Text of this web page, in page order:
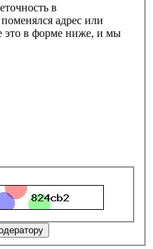
в
адрес или
это в форме ниже, и мы